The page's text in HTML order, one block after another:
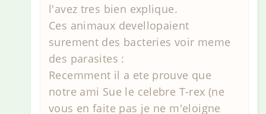
l'avez tres bien explique.
Ces animaux devellopaient
surement des bacteries voir meme
des parasites :
Recemment il a ete prouve que
notre ami Sue le celebre T-rex (ne
vous en faite pas je ne m'eloigne